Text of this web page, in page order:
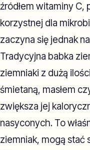
źródłem witaminy C,
korzystnej dla
zaczyna się jednak
Tradycyjna babka
ziemniaki z dużą
śmietaną, masłem
zwiększa jej
nasyconych. To
ziemniak, mogą stać